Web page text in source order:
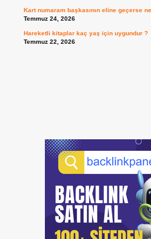
Kart numaram başkasının eline geçerse
Temmuz 24, 2026
Hareketli kitaplar kaç yaş için uygundur ?
Temmuz 22, 2026